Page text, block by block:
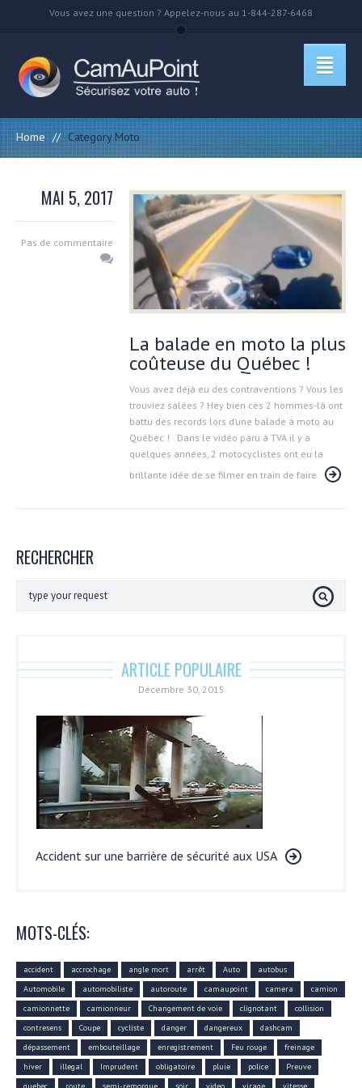
Vous avez une question ? Appelez-nous au 1-844-287-6468
Home // Category Moto
MAI 5, 2017
Pas de commentaire
La balade en moto la plus
coûteuse du Québec !
Vous avez déjà eu des contraventions ? Vous les
trouviez salées ? Hey bien ces 2 hommes-là ont
battu des records lors d’une balade à moto au
Québec ! Dans le vidéo paru à TVA il y a
quelques années, 2 motocyclistes ont eu la
brillante idée de se filmer en train de faire
RECHERCHER
ARTICLE POPULAIRE
Décembre 30, 2015
Accident sur une barrière de sécurité aux USA
MOTS-CLÉS:
accident accrochage angle mort arrêt Auto
autobus
Automobile
automobiliste autoroute camaupoint camera
camion
camionnette
camionneur Changement de voie clignotant
collision
contresens
Coupe cycliste danger dangereux
dashcam
dépassement
embouteillage enregistrement Feu rouge
freinage
hiver
illegal Imprudent obligatoire pluie police
Preuve
quebec
route semi-remorque soir video virage vitesse